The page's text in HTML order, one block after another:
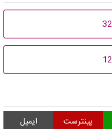
پینترست ایمیل